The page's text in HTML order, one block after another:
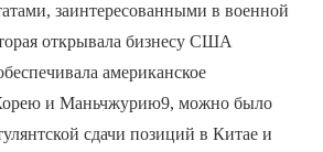
заинтересованными в военной
открывала бизнесу США
американское
и Маньчжурию9, можно было
сдачи позиций в Китае и